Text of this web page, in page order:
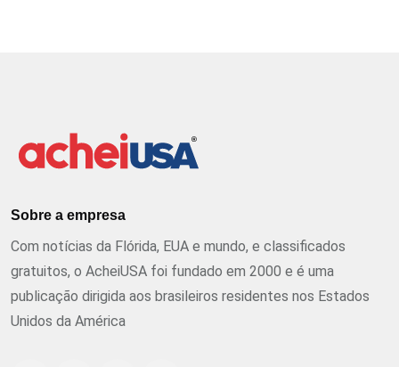
Sobre a empresa
Com notícias da Flórida, EUA e mundo, e classificados
gratuitos, o AcheiUSA foi fundado em 2000 e é uma
publicação dirigida aos brasileiros residentes nos Estados
Unidos da América